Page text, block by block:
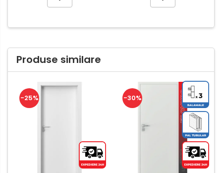
Produse similare
-25% -30%